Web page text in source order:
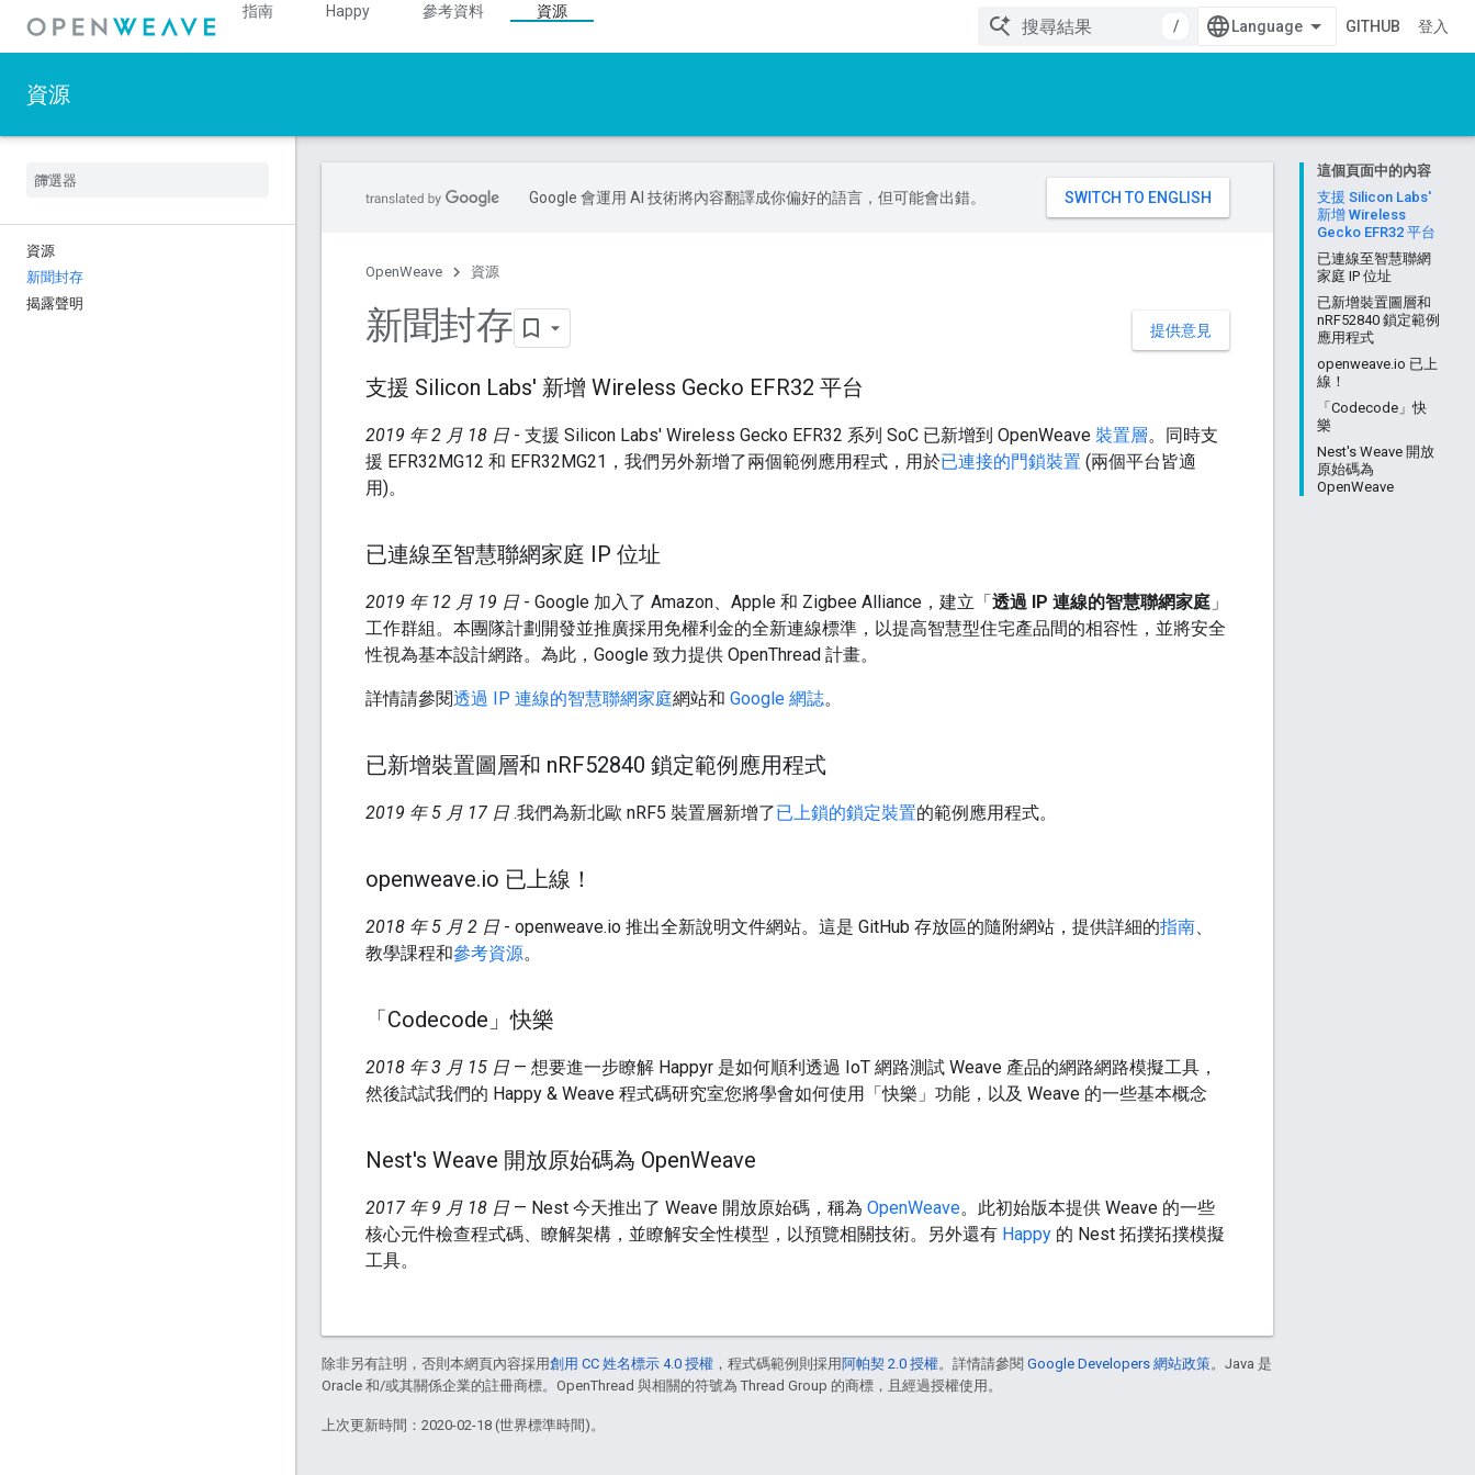
指南 Happy 參考資料
資源
/
GITHUB 登入
資源
資源
新聞封存
揭露聲明
這個頁面中的內容
支援 Silicon Labs'
新增 Wireless
Gecko EFR32 平台
已連線至智慧聯網
家庭 IP 位址
已新增裝置圖層和
nRF52840 鎖定範例
應用程式
openweave.io 已上
線！
「Codecode」快
樂
Nest's Weave 開放
原始碼為
OpenWeave
Google 會運用 AI 技術將內容翻譯成你偏好的語言，但可能會出錯。
OpenWeave 資源
提供意見
新聞封存
支援 Silicon Labs' 新增 Wireless Gecko EFR32 平台
2019 年 2 月 18 日 - 支援 Silicon Labs' Wireless Gecko EFR32 系列 SoC 已新增到 OpenWeave 裝置層。同時支
援 EFR32MG12 和 EFR32MG21，我們另外新增了兩個範例應用程式，用於已連接的門鎖裝置 (兩個平台皆適
用)。
已連線至智慧聯網家庭 IP 位址
2019 年 12 月 19 日 - Google 加入了 Amazon、Apple 和 Zigbee Alliance，建立「透過 IP 連線的智慧聯網家庭 」
工作群組。本團隊計劃開發並推廣採用免權利金的全新連線標準，以提高智慧型住宅產品間的相容性，並將安全
性視為基本設計網路。為此，Google 致力提供 OpenThread 計畫。
詳情請參閱透過 IP 連線的智慧聯網家庭網站和 Google 網誌。
已新增裝置圖層和 nRF52840 鎖定範例應用程式
2019 年 5 月 17 日 .我們為新北歐 nRF5 裝置層新增了已上鎖的鎖定裝置的範例應用程式。
openweave.io 已上線！
2018 年 5 月 2 日 - openweave.io 推出全新說明文件網站。這是 GitHub 存放區的隨附網站，提供詳細的指南、
教學課程和參考資源。
「Codecode」快樂
2018 年 3 月 15 日 — 想要進一步瞭解 Happyr 是如何順利透過 IoT 網路測試 Weave 產品的網路網路模擬工具，
然後試試我們的 Happy & Weave 程式碼研究室您將學會如何使用「快樂」功能，以及 Weave 的一些基本概念
Nest's Weave 開放原始碼為 OpenWeave
2017 年 9 月 18 日 — Nest 今天推出了 Weave 開放原始碼，稱為 OpenWeave。此初始版本提供 Weave 的一些
核心元件檢查程式碼、瞭解架構，並瞭解安全性模型，以預覽相關技術。另外還有 Happy 的 Nest 拓撲拓撲模擬
工具。
除非另有註明，否則本網頁內容採用創用 CC 姓名標示 4.0 授權 ，程式碼範例則採用 阿帕契 2.0 授權。詳情請參閱 Google Developers 網站政策。Java 是
Oracle 和/或其關係企業的註冊商標。OpenThread 與相關的符號為 Thread Group 的商標，且經過授權使用。
上次更新時間：2020-02-18 (世界標準時間)。